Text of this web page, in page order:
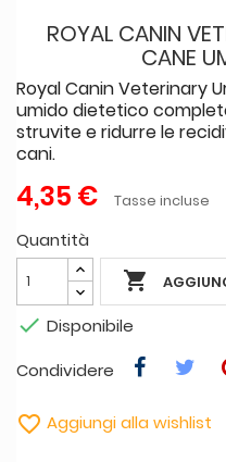
ROYAL CANIN
CANE
Royal Canin Veterinary
umido dietetico
struvite e ridurre le
cani.
4,35 € Tasse incluse
Quantità

 Disponibile
Condividere
 Aggiungi alla wishlist